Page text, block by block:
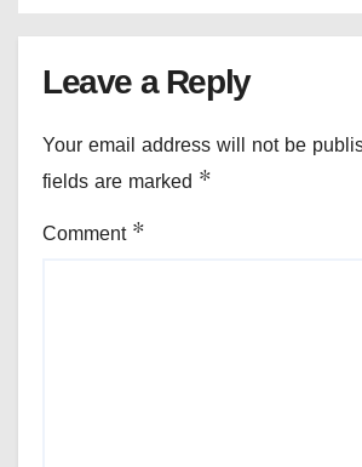
Leave a Reply
Your email address will not be
fields are marked *
Comment *